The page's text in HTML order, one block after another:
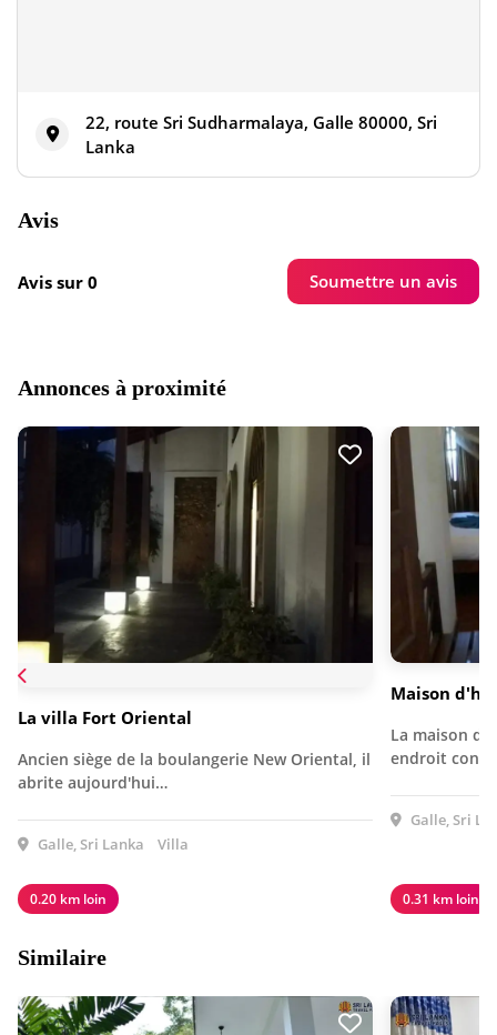
22, route Sri Sudharmalaya, Galle 80000, Sri
Lanka
Avis
Avis sur 0 Soumettre un avis
Annonces à proximité
La villa Fort Oriental
Ancien siège de la boulangerie New Oriental, il
abrite aujourd'hui…
Galle, Sri Lanka Villa
0.20 km loin
Maison
La maison
endroit
Galle, Sri
0.31 km loin
Similaire